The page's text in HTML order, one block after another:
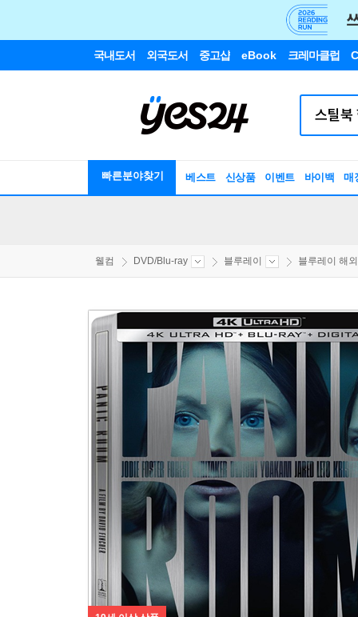
국내도서 외국도서 중고샵 eBook 크레마클럽
빠른분야찾기 베스트 신상품 이벤트 바이백 매
웰컴 DVD/Blu-ray 블루레이 블루레이 해